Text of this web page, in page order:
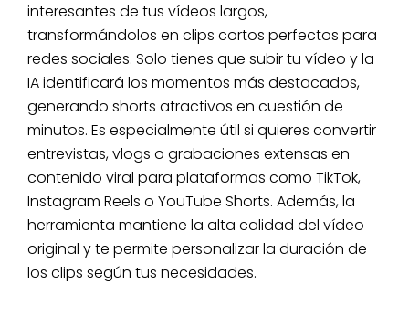
interesantes de tus vídeos largos,
transformándolos en clips cortos perfectos para
redes sociales. Solo tienes que subir tu vídeo y la
IA identificará los momentos más destacados,
generando shorts atractivos en cuestión de
minutos. Es especialmente útil si quieres convertir
entrevistas, vlogs o grabaciones extensas en
contenido viral para plataformas como TikTok,
Instagram Reels o YouTube Shorts. Además, la
herramienta mantiene la alta calidad del vídeo
original y te permite personalizar la duración de
los clips según tus necesidades.